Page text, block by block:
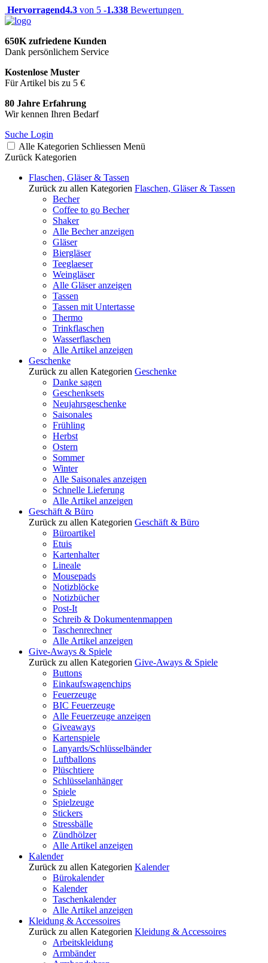
Hervorragend4.3 von 5 -1.338 Bewertungen
650K zufriedene Kunden
Dank persönlichem Service
Kostenlose Muster
Für Artikel bis zu 5 €
80 Jahre Erfahrung
Wir kennen Ihren Bedarf
Suche Login
Alle Kategorien Schliessen Menü
Zurück Kategorien
Flaschen, Gläser & Tassen
Zurück zu allen Kategorien Flaschen, Gläser & Tassen
Becher
Coffee to go Becher
Shaker
Alle Becher anzeigen
Gläser
Biergläser
Teeglaeser
Weingläser
Alle Gläser anzeigen
Tassen
Tassen mit Untertasse
Thermo
Trinkflaschen
Wasserflaschen
Alle Artikel anzeigen
Geschenke
Zurück zu allen Kategorien Geschenke
Danke sagen
Geschenksets
Neujahrsgeschenke
Saisonales
Frühling
Herbst
Ostern
Sommer
Winter
Alle Saisonales anzeigen
Schnelle Lieferung
Alle Artikel anzeigen
Geschäft & Büro
Zurück zu allen Kategorien Geschäft & Büro
Büroartikel
Etuis
Kartenhalter
Lineale
Mousepads
Notizblöcke
Notizbücher
Post-It
Schreib & Dokumentenmappen
Taschenrechner
Alle Artikel anzeigen
Give-Aways & Spiele
Zurück zu allen Kategorien Give-Aways & Spiele
Buttons
Einkaufswagenchips
Feuerzeuge
BIC Feuerzeuge
Alle Feuerzeuge anzeigen
Giveaways
Kartenspiele
Lanyards/Schlüsselbänder
Luftballons
Plüschtiere
Schlüsselanhänger
Spiele
Spielzeuge
Stickers
Stressbälle
Zündhölzer
Alle Artikel anzeigen
Kalender
Zurück zu allen Kategorien Kalender
Bürokalender
Kalender
Taschenkalender
Alle Artikel anzeigen
Kleidung & Accessoires
Zurück zu allen Kategorien Kleidung & Accessoires
Arbeitskleidung
Armbänder